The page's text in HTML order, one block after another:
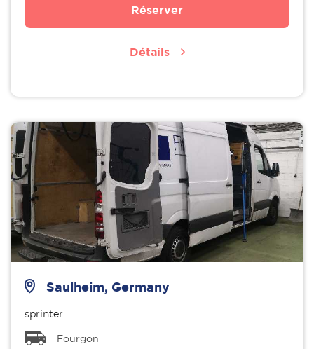
Réserver
Détails
Saulheim, Germany
sprinter
Fourgon